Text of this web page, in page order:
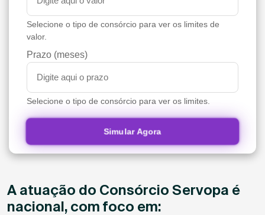
Selecione o tipo de consórcio para ver os limites de
valor.
Prazo (meses)
Selecione o tipo de consórcio para ver os limites.
Simular Agora
A atuação do Consórcio Servopa é
nacional, com foco em: